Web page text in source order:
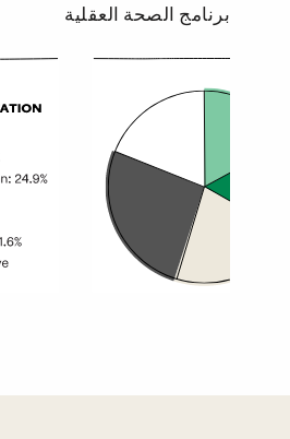
برنامج الصحة العقلية